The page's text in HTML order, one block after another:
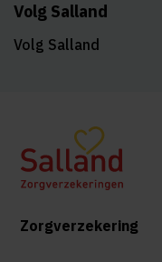
Volg Salland
Volg Salland
Zorgverzekering